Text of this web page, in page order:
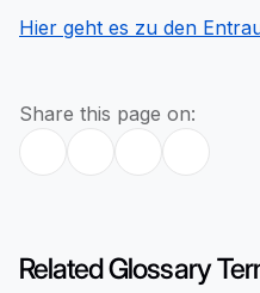
Hier geht es zu den
Share this page on:
Related Glossary